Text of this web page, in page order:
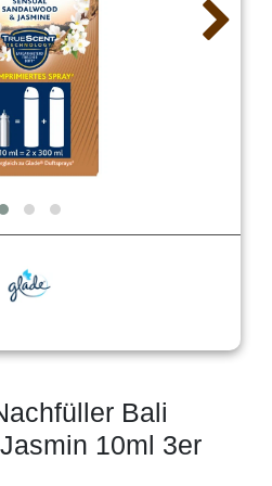
Bali
10ml 3er